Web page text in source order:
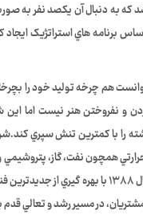
تجهيزات شرکت راه اندازي شد که به دنبال
هاي استراتژيک ايجاد
هم چرخه توليد خود را
و نفروختن هنر نيست اما اين
را با کمترين تنش سپري
همچون نفت، گاز،
نياز محصولات استراتژيک صنعت کشور در سال ۱۳۸۴ به ثبت
در مسير رشد و تعالي قدم